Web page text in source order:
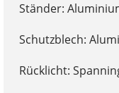
Ständer:
Schutzblech:
Rücklicht: